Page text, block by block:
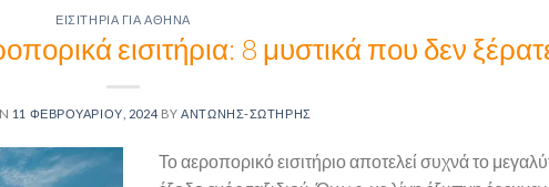
ΕΙΣΙΤΉΡΙΑ ΓΙΑ ΑΘΉΝΑ
εισιτήρια: 8 μυστικά που δεν
11 ΦΕΒΡΟΥΑΡΊΟΥ, 2024 BYΑΝΤΏΝΗΣ-ΣΩΤΉΡΗΣ
Το αεροπορικό εισιτήριο αποτελεί συχνά το